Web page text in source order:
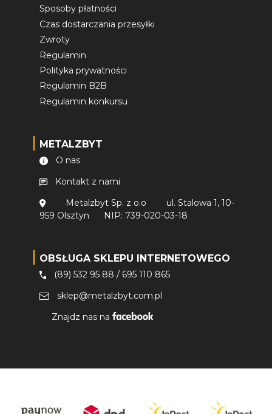
Sposoby płatności
Czas dostarczania przesyłki
Zwroty
Regulamin
Polityka prywatności
Regulamin B2B
Regulamin konkursu
METALZBYT
O nas
Kontakt z nami
Metalzbyt Sp. z o.o
ul. Stalowa 1, 10-
959 Olsztyn
NIP: 739-020-03-18
OBSŁUGA SKLEPU INTERNETOWEGO
(89) 532 95 88 / 695 110 865
sklep@metalzbyt.com.pl
Znajdz nas na